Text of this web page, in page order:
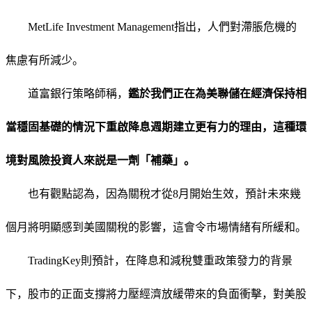
MetLife Investment Management指出，人們對滯脹危機的
焦慮有所減少。
道富銀行策略師稱， 鑑於我們正在為美聯儲在經濟保持相
當穩固基礎的情況下重啟降息週期建立更有力的理由，這種環
境對風險投資人來説是一劑「補藥」。
也有觀點認為，因為關稅才從8月開始生效，預計未來幾
個月將明顯感到美國關稅的影響，這會令市場情緒有所緩和。
TradingKey則預計，在降息和減稅雙重政策發力的背景
下，股市的正面支撐將力壓經濟放緩帶來的負面衝擊，對美股